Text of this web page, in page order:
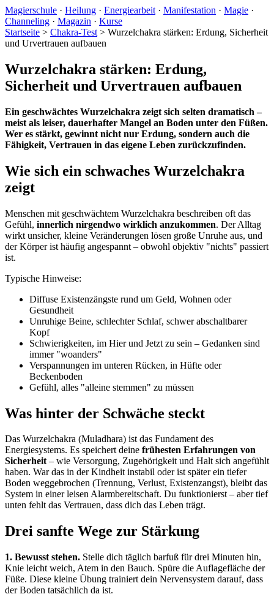
Magierschule · Heilung · Energiearbeit · Manifestation · Magie ·
Channeling · Magazin · Kurse
Startseite > Chakra-Test > Wurzelchakra stärken: Erdung, Sicherheit
und Urvertrauen aufbauen
Wurzelchakra stärken: Erdung,
Sicherheit und Urvertrauen aufbauen
Ein geschwächtes Wurzelchakra zeigt sich selten dramatisch –
meist als leiser, dauerhafter Mangel an Boden unter den Füßen.
Wer es stärkt, gewinnt nicht nur Erdung, sondern auch die
Fähigkeit, Vertrauen in das eigene Leben zurückzufinden.
Wie sich ein schwaches Wurzelchakra
zeigt
Menschen mit geschwächtem Wurzelchakra beschreiben oft das
Gefühl, innerlich nirgendwo wirklich anzukommen. Der Alltag
wirkt unsicher, kleine Veränderungen lösen große Unruhe aus, und
der Körper ist häufig angespannt – obwohl objektiv "nichts" passiert
ist.
Typische Hinweise:
Diffuse Existenzängste rund um Geld, Wohnen oder
Gesundheit
Unruhige Beine, schlechter Schlaf, schwer abschaltbarer
Kopf
Schwierigkeiten, im Hier und Jetzt zu sein – Gedanken sind
immer "woanders"
Verspannungen im unteren Rücken, in Hüfte oder
Beckenboden
Gefühl, alles "alleine stemmen" zu müssen
Was hinter der Schwäche steckt
Das Wurzelchakra (Muladhara) ist das Fundament des
Energiesystems. Es speichert deine frühesten Erfahrungen von
Sicherheit– wie Versorgung, Zugehörigkeit und Halt sich angefühlt
haben. War das in der Kindheit instabil oder ist später ein tiefer
Boden weggebrochen (Trennung, Verlust, Existenzangst), bleibt das
System in einer leisen Alarmbereitschaft. Du funktionierst – aber tief
unten fehlt das Vertrauen, dass dich das Leben trägt.
Drei sanfte Wege zur Stärkung
1. Bewusst stehen. Stelle dich täglich barfuß für drei Minuten hin,
Knie leicht weich, Atem in den Bauch. Spüre die Auflagefläche der
Füße. Diese kleine Übung trainiert dein Nervensystem darauf, dass
der Boden tatsächlich da ist.